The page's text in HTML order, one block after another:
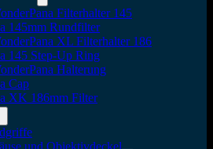
Filterhalter 145
145mm Rundfilter
XL Filterhalter 186
145 Step-Up Ring
Halterung
Cap
XK 186mm Filter
und Objektivdeckel